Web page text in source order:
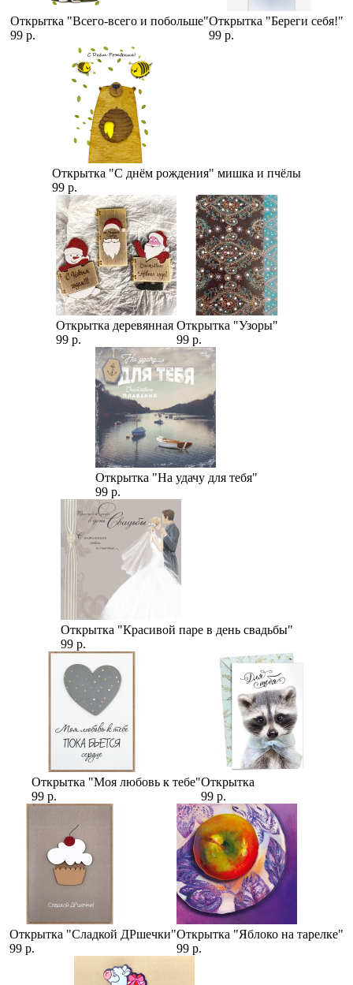
Открытка "Всего-всего и побольше"
99 р.
Открытка "Береги себя!"
99 р.
Открытка "С днём рождения" мишка и пчёлы
99 р.
Открытка деревянная
99 р.
Открытка "Узоры"
99 р.
Открытка "На удачу для тебя"
99 р.
Открытка "Красивой паре в день свадьбы"
99 р.
Открытка "Моя любовь к тебе"
99 р.
Открытка
99 р.
Открытка "Сладкой ДРшечки"
99 р.
Открытка "Яблоко на тарелке"
99 р.